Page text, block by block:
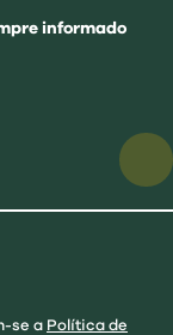
informado
se a Política de